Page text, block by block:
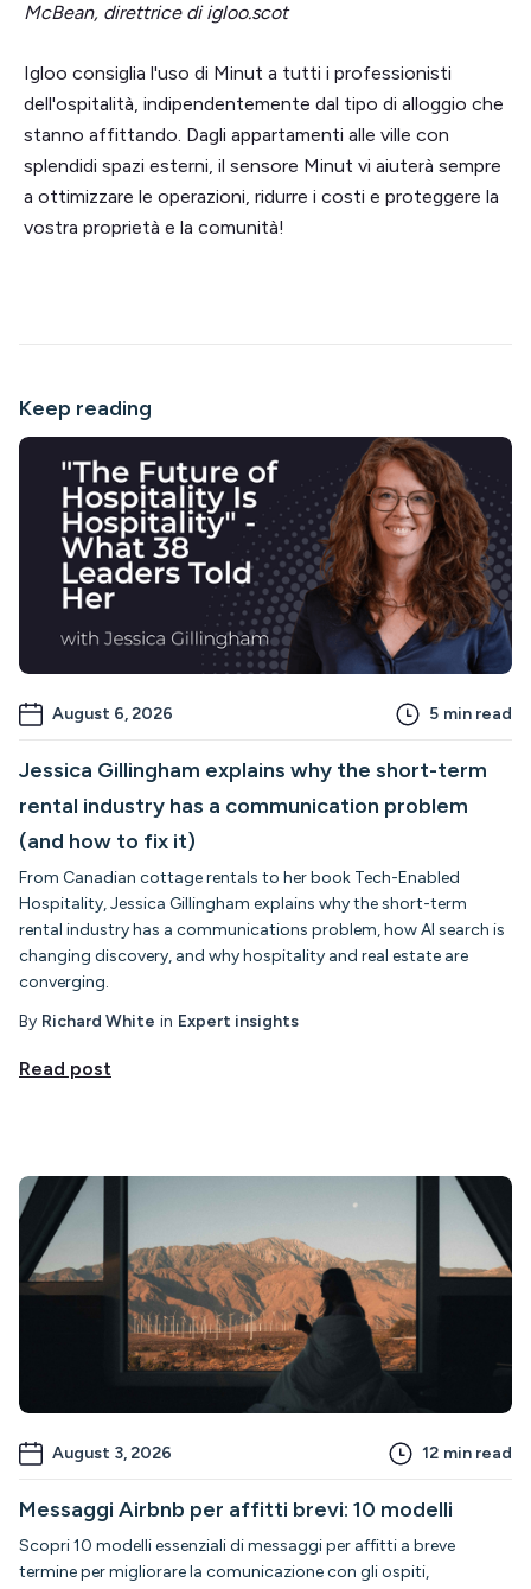
McBean, direttrice di igloo.scot
Igloo consiglia l'uso di Minut a tutti i professionisti
dell'ospitalità, indipendentemente dal tipo di alloggio che
stanno affittando. Dagli appartamenti alle ville con
splendidi spazi esterni, il sensore Minut vi aiuterà sempre
a ottimizzare le operazioni, ridurre i costi e proteggere la
vostra proprietà e la comunità!
Keep reading
August 6, 2026 5 min read
Jessica Gillingham explains why the short-term
rental industry has a communication problem
(and how to fix it)
From Canadian cottage rentals to her book Tech-Enabled
Hospitality, Jessica Gillingham explains why the short-term
rental industry has a communications problem, how AI search is
changing discovery, and why hospitality and real estate are
converging.
By Richard White in Expert insights
Read post
August 3, 2026 12 min read
Messaggi Airbnb per affitti brevi: 10 modelli
Scopri 10 modelli essenziali di messaggi per affitti a breve
termine per migliorare la comunicazione con gli ospiti,